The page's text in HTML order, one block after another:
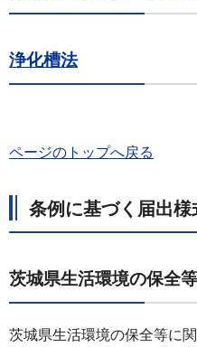
浄化槽法
ページのトップへ戻る
条例に基づく届出様
茨城県生活環境の保全
茨城県生活環境の保全等に